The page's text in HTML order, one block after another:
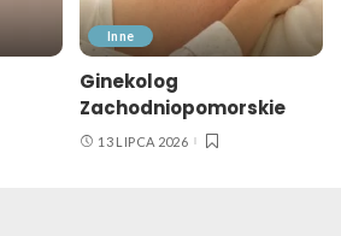
Inne
Ginekolog
Zachodniopomorskie
13 LIPCA 2026